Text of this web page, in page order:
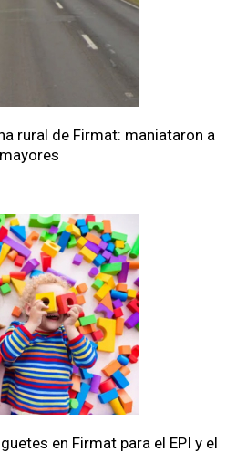
rural de Firmat: maniataron a
en Firmat para el EPI y el